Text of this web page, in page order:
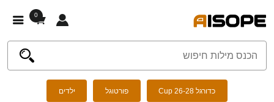
0
כדורגל Cup 26-28 פורטוגל ילדים